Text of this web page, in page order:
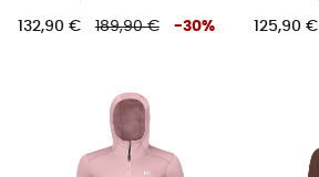
132,90 € 189,90 € -30% 125,90 €